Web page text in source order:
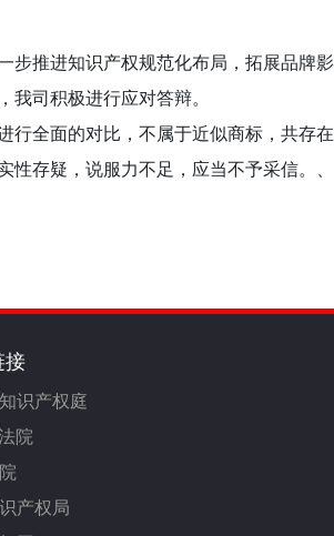
步推进知识产权规范化布局，拓展品牌
司积极进行应对答辩。
全面的对比，不属于近似商标，共存
存疑，说服力不足，应当不予采信。、
接
识产权庭
院
产权局